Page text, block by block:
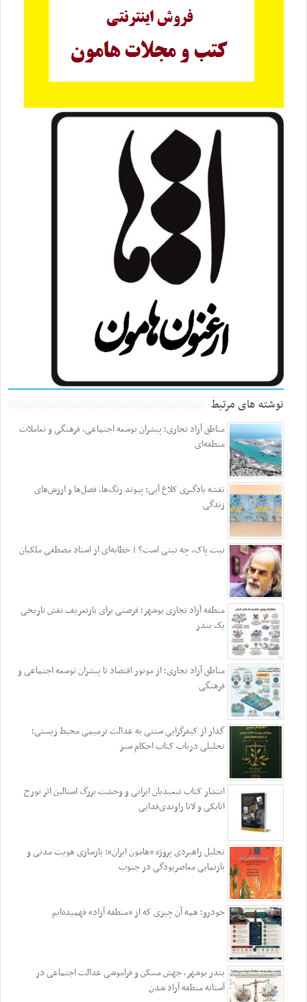
نوشته های مرتبط
مناطق آزاد تجاری؛ پیشران توسعه اجتماعی، فرهنگی و تعاملات
منطقه‌ای
نقشه یادگیری کلاغ آبی: پیوند رنگ‌ها، فصل‌ها و ارزش‌های
زندگی
نیت پاک، چه نیتی است؟ | خطابه‌ای از استاد مصطفی ملکیان
منطقه آزاد تجاری بوشهر؛ فرصتی برای بازتعریف نقش تاریخی
یک بندر
مناطق آزاد تجاری؛ از موتور اقتصاد تا پیشران توسعه اجتماعی و
فرهنگی
گذار از کیفرگرایی سنتی به عدالت ترمیمی محیط‌ زیستی؛
تحلیلی درباب کتاب احکام سبز
انتشار کتاب تبعیدیان ایرانی و وحشت بزرگ استالین اثر تورج
اتابکی و لانا راوندی‌فدایی
تحلیل راهبردی پروژه «هامون ایران»: بازسازی هویت مدنی و
بازنمایی معاصربودگی در جنوب
خودرو؛ همه آن چیزی که از «منطقه آزاد» فهمیده‌ایم
بندر بوشهر، جهش مسکن و فراموشی عدالت اجتماعی در
آستانه منطقه آزاد شدن